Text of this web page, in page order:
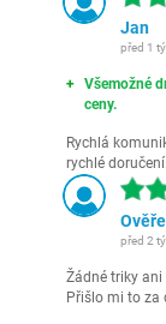
Jan
před 1
Všemožné
ceny.
Rychlá
rychlé doručení.
před 2
Žádné triky ani
Přišlo mi to za